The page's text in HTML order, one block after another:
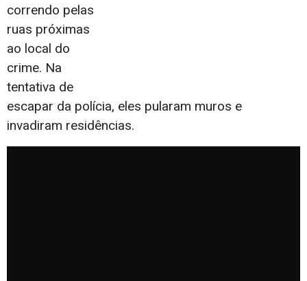
correndo pelas
ruas próximas
ao local do
crime. Na
tentativa de
escapar da polícia, eles pularam muros e
invadiram residências.